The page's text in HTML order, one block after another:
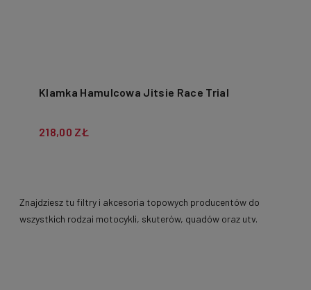
Klamka Hamulcowa Jitsie Race Trial
218,00 ZŁ
Znajdziesz tu filtry i akcesoria topowych producentów do
wszystkich rodzai motocykli, skuterów, quadów oraz utv.